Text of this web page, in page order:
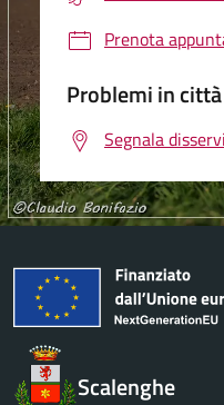
Prenota
Problemi in città
Segnala
Scalenghe